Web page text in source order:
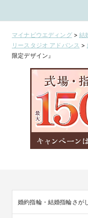
マイナビウエディング>結
リースタジオ アドバンス >
限定デザイン』
婚約指輪・結婚指輪さが